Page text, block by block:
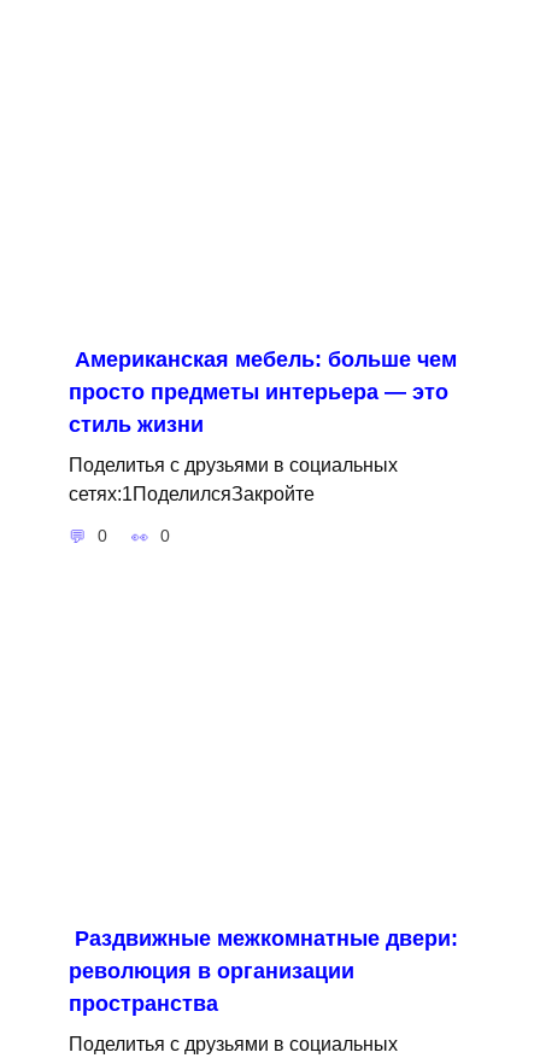
Американская мебель: больше чем
просто предметы интерьера — это
стиль жизни
Поделитья с друзьями в социальных
сетях:1ПоделилсяЗакройте
0 0
Раздвижные межкомнатные двери:
революция в организации
пространства
Поделитья с друзьями в социальных